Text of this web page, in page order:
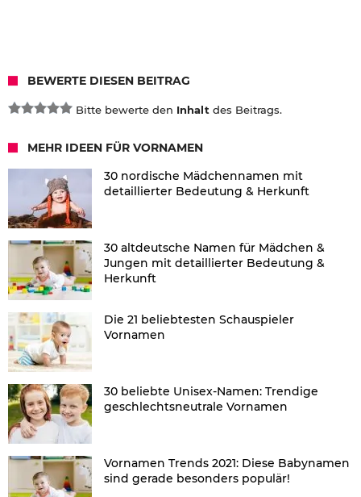
BEWERTE DIESEN BEITRAG
Bitte bewerte den Inhalt des Beitrags.
MEHR IDEEN FÜR VORNAMEN
30 nordische Mädchennamen mit
detaillierter Bedeutung & Herkunft
30 altdeutsche Namen für Mädchen &
Jungen mit detaillierter Bedeutung &
Herkunft
Die 21 beliebtesten Schauspieler
Vornamen
30 beliebte Unisex-Namen: Trendige
geschlechtsneutrale Vornamen
Vornamen Trends 2021: Diese Babynamen
sind gerade besonders populär!